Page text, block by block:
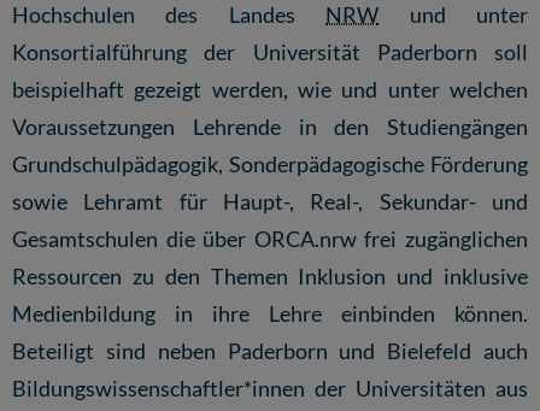
Hochschulen des Landes NRW und unter
Konsortialführung der Universität Paderborn soll
beispielhaft gezeigt werden, wie und unter welchen
Voraussetzungen Lehrende in den Studiengängen
Grundschulpädagogik, Sonderpädagogische Förderung
sowie Lehramt für Haupt-, Real-, Sekundar- und
Gesamtschulen die über ORCA.nrw frei zugänglichen
Ressourcen zu den Themen Inklusion und inklusive
Medienbildung in ihre Lehre einbinden können.
Beteiligt sind neben Paderborn und Bielefeld auch
Bildungswissenschaftler*innen der Universitäten aus